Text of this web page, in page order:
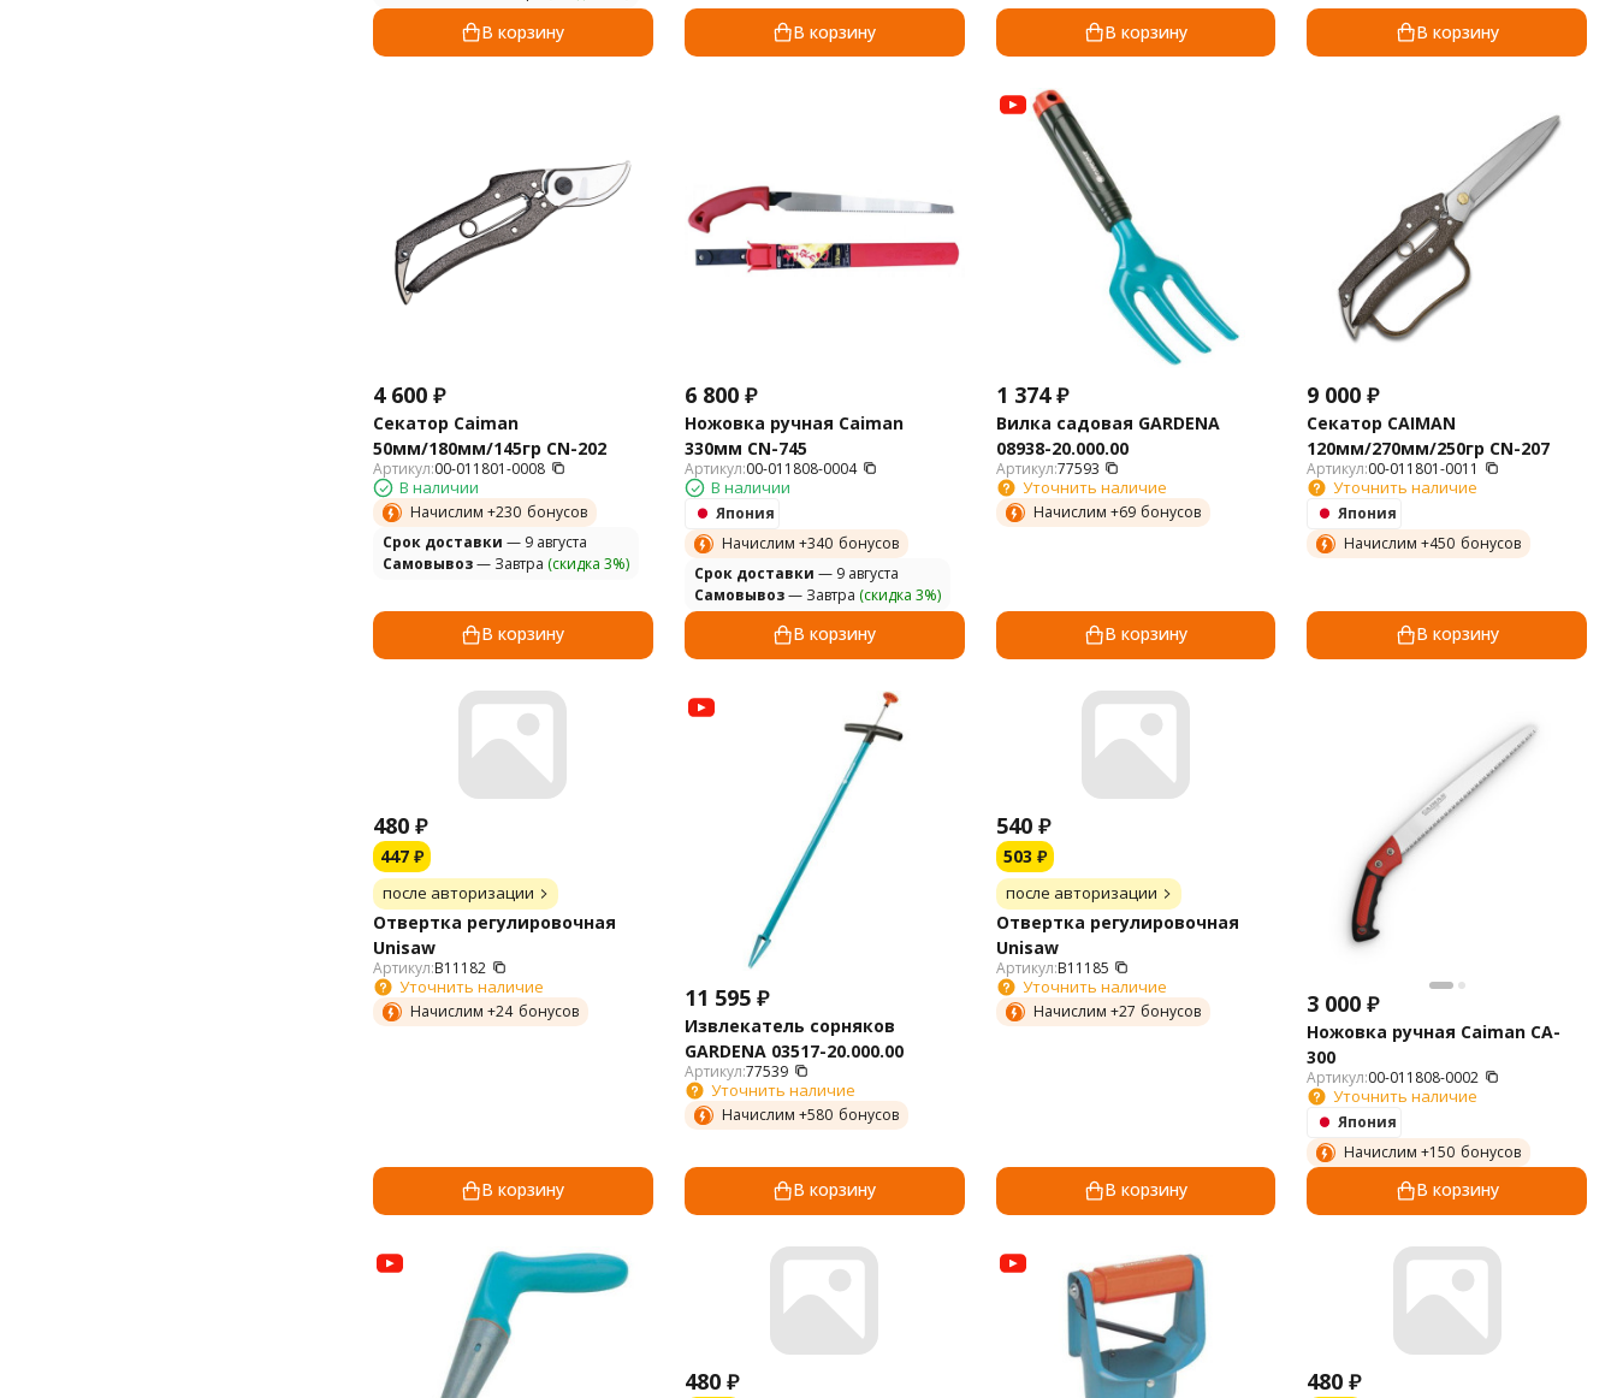
В корзину В корзину В корзину В корзину
4 600 ₽
Секатор Caiman
50мм/180мм/145гр СN-202
Артикул:00-011801-0008
В наличии
Начислим +230 бонусов
Cрок доставки — 9 августа
Самовывоз— Завтра (скидка 3%)
В корзину
6 800 ₽
Ножовка ручная Caiman
330мм СN-745
Артикул:00-011808-0004
В наличии
Япония
Начислим +340 бонусов
Cрок доставки — 9 августа
Самовывоз— Завтра (скидка 3%)
В корзину
1 374 ₽
Вилка садовая GARDENA
08938-20.000.00
Артикул:77593
Уточнить наличие
Начислим +69 бонусов
В корзину
9 000 ₽
Секатор CAIMAN
120мм/270мм/250гр СN-207
Артикул:00-011801-0011
Уточнить наличие
Япония
Начислим +450 бонусов
В корзину
480 ₽
447 ₽
после авторизации
Отвертка регулировочная
Unisaw
Артикул:B11182
Уточнить наличие
Начислим +24 бонусов
В корзину
11 595 ₽
Извлекатель сорняков
GARDENA 03517-20.000.00
Артикул:77539
Уточнить наличие
Начислим +580 бонусов
В корзину
540 ₽
503 ₽
после авторизации
Отвертка регулировочная
Unisaw
Артикул:B11185
Уточнить наличие
Начислим +27 бонусов
В корзину
3 000 ₽
Ножовка ручная Caiman CA-
300
Артикул:00-011808-0002
Уточнить наличие
Япония
Начислим +150 бонусов
В корзину
480 ₽ 480 ₽